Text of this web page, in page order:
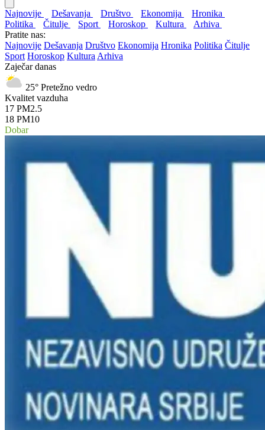
Najnovije Dešavanja Društvo Ekonomija
Hronika
Politika
Čitulje Sport Horoskop Kultura
Arhiva
Pratite nas:
Najnovije Dešavanja Društvo Ekonomija Hronika Politika Čitulje
Sport Horoskop Kultura Arhiva
Zaječar danas
25° Pretežno vedro
Kvalitet vazduha
17 PM2.5
18 PM10
Dobar